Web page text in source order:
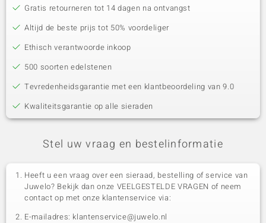
Gratis retourneren tot 14 dagen na ontvangst
Altijd de beste prijs tot 50% voordeliger
Ethisch verantwoorde inkoop
500 soorten edelstenen
Tevredenheidsgarantie met een klantbeoordeling van 9.0
Kwaliteitsgarantie op alle sieraden
Stel uw vraag en bestelinformatie
Heeft u een vraag over een sieraad, bestelling of service van
Juwelo? Bekijk dan onze VEELGESTELDE VRAGEN of neem
contact op met onze klantenservice via:
E-mailadres: klantenservice@juwelo.nl